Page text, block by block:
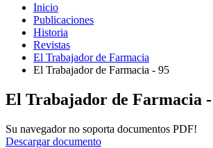
Inicio
Publicaciones
Historia
Revistas
El Trabajador de Farmacia
El Trabajador de Farmacia - 95
El Trabajador de Farmacia
Su navegador no soporta documentos PDF!
Descargar documento